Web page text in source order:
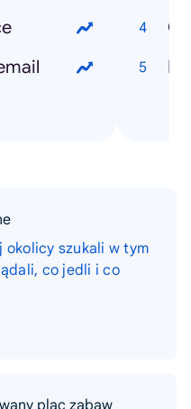
okolicy szukali w tym
co jedli i co
plac zabaw